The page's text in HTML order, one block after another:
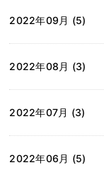
2022年09月 (5)
2022年08月 (3)
2022年07月 (3)
2022年06月 (5)